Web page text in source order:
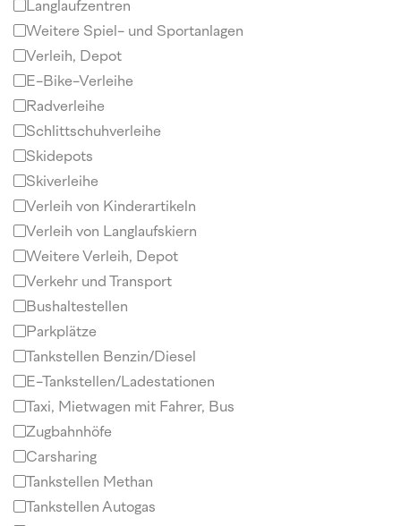
Langlaufzentren
Weitere Spiel- und Sportanlagen
Verleih, Depot
E-Bike-Verleihe
Radverleihe
Schlittschuhverleihe
Skidepots
Skiverleihe
Verleih von Kinderartikeln
Verleih von Langlaufskiern
Weitere Verleih, Depot
Verkehr und Transport
Bushaltestellen
Parkplätze
Tankstellen Benzin/Diesel
E-Tankstellen/Ladestationen
Taxi, Mietwagen mit Fahrer, Bus
Zugbahnhöfe
Carsharing
Tankstellen Methan
Tankstellen Autogas